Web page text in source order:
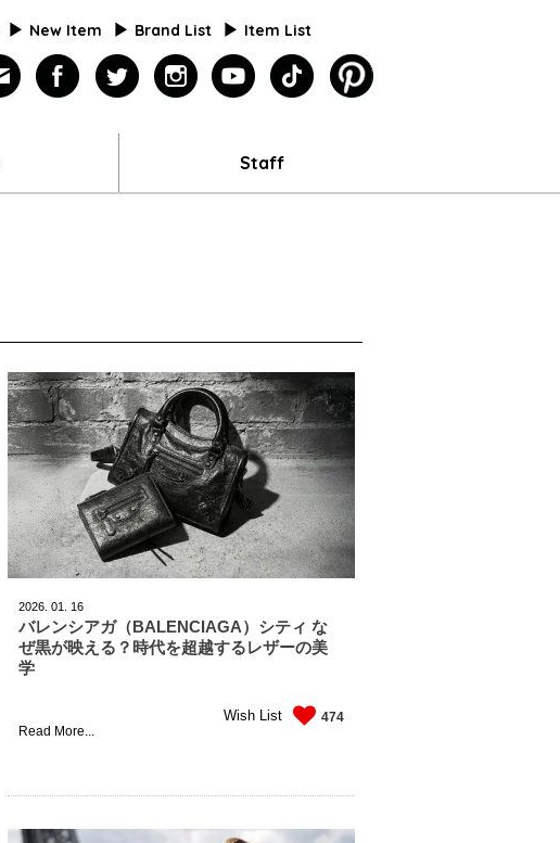
New Item Brand List Item List
pinterest
tiktok
youtube
instagram
twitter
facebook
mailmagazine
Staff
2026. 01. 16
バレンシアガ（BALENCIAGA）シティ な
ぜ黒が映える？時代を超越するレザーの美
学
Read More...
474
Wish List